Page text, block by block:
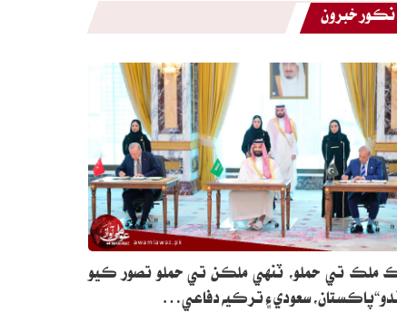
نڪور خبرون
ملڪ تي حملو، ٽنهي ملڪن تي حملو تصور ڪيو
سعودي ۽ ترڪيه دفاعي…